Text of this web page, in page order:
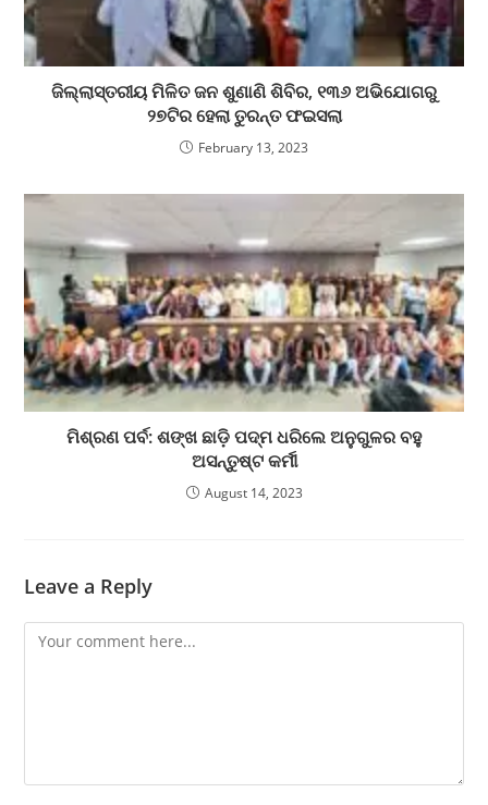
ଜିଲ୍ଲାସ୍ତରୀୟ ମିଳିତ ଜନ ଶୁଣାଣି ଶିବିର, ୧୩୬ ଅଭିଯୋଗରୁ
୨୭ଟିର ହେଲା ତୁରନ୍ତ ଫଇସଲା
February 13, 2023
ମିଶ୍ରଣ ପର୍ବ: ଶଙ୍ଖ ଛାଡ଼ି ପଦ୍ମ ଧରିଲେ ଅନୁଗୁଳର ବହୁ
ଅସନ୍ତୁଷ୍ଟ କର୍ମୀ
August 14, 2023
Leave a Reply